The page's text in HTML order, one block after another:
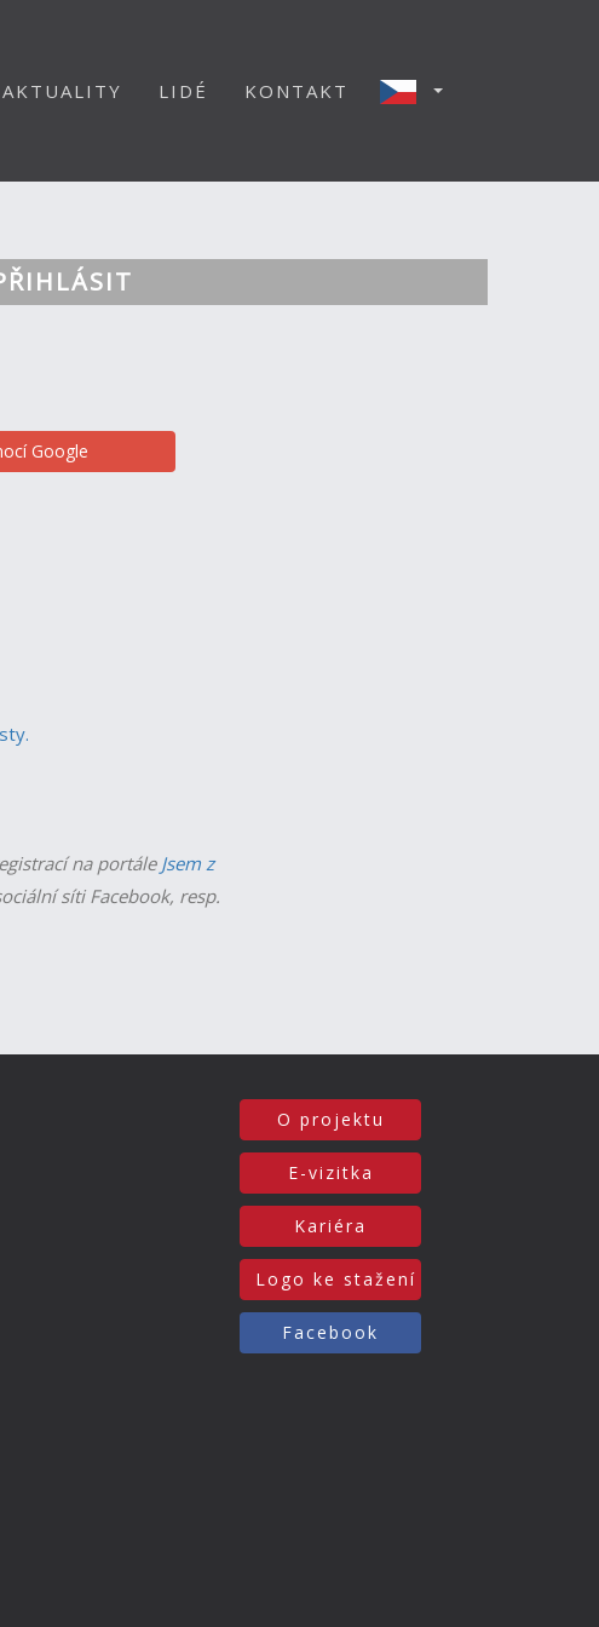
AKTUALITY LIDÉ KONTAKT
Google
na portále Jsem z
síti Facebook, resp.
O projektu
E-vizitka
Kariéra
Logo ke stažení
Facebook